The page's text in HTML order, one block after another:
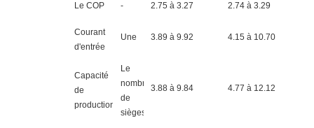
Le COP - 2.75 à 3.27 2.74 à 3.29
Courant
d'entrée
Une 3.89 à 9.92 4.15 à 10.70
Capacité
de
production
Le
nombre
de
sièges
3.88 à 9.84 4.77 à 12.12